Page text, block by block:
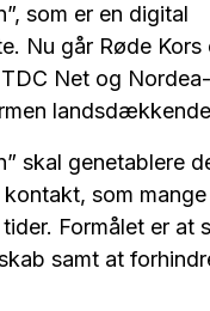
som er en digital
Nu går Røde
Net og
skal genetablere
kontakt, som
Formålet er at
samt at